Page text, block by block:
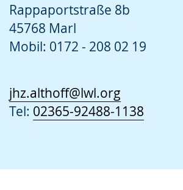
Rappaportstraße 8b
45768 Marl
Mobil: 0172 - 208 02 19
jhz.althoff@lwl.org
Tel: 02365-92488-1138